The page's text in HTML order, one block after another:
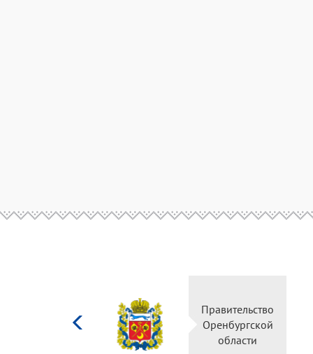
Министерство
культуры
Российской